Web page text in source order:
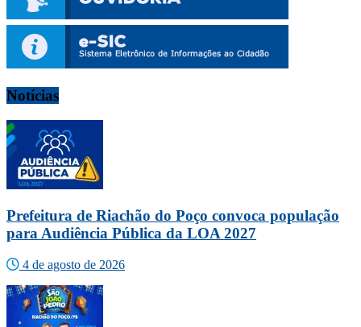
Notícias
Prefeitura de Riachão do Poço convoca população
para Audiência Pública da LOA 2027
4 de agosto de 2026